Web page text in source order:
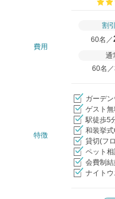
費用
割
60名／
通
60名
特徴
ガーデ
ゲスト無
駅徒歩5
和装挙式
貸切(フ
ペット
会費制
ナイト